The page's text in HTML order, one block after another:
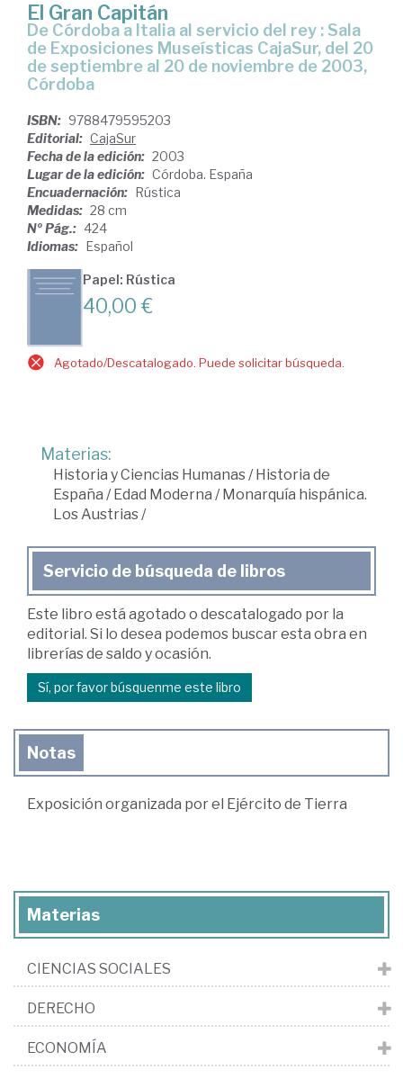
El Gran Capitán
De Córdoba a Italia al servicio del rey : Sala
de Exposiciones Museísticas CajaSur, del 20
de septiembre al 20 de noviembre de 2003,
Córdoba
ISBN: 9788479595203
Editorial: CajaSur
Fecha de la edición: 2003
Lugar de la edición: Córdoba. España
Encuadernación: Rústica
Medidas: 28 cm
Nº Pág.: 424
Idiomas: Español
Papel: Rústica
40,00 €
Agotado/Descatalogado. Puede solicitar búsqueda.
Materias:
Historia y Ciencias Humanas/Historia de
España /Edad Moderna /Monarquía hispánica.
Los Austrias/
Servicio de búsqueda de libros
Este libro está agotado o descatalogado por la
editorial. Si lo desea podemos buscar esta obra en
librerías de saldo y ocasión.
Sí, por favor búsquenme este libro
Notas
Exposición organizada por el Ejército de Tierra
Materias
CIENCIAS SOCIALES
DERECHO
ECONOMÍA